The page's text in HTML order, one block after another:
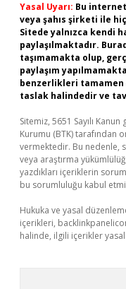
Yasal Uyarı: Bu
veya şahıs şirketi ile
Sitede yalnızca kendi
paylaşılmaktadır.
taşımamakta olup,
paylaşım
benzerlikleri
taslak halindedir ve
Sitemiz, 5651 Sayılı
Kurumu (BTK) tarafından
vermektedir. Bu nedenle,
veya araştırma
yazdıkları içeriklerin
bu sorumluluğu kabul
Hukuka ve yasal
içerikleri,
halinde, ilgili içerikler